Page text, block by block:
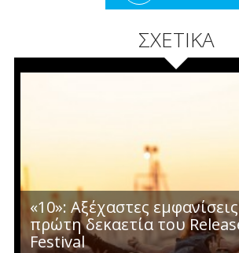
ΣΧΕΤΙΚΑ
«10»: Αξέχαστες
πρώτη δεκαετία του
Festival